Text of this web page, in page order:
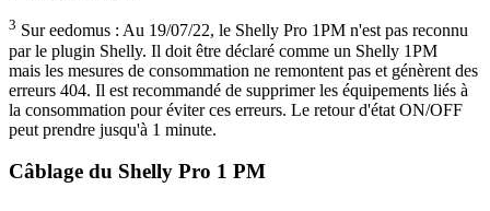
3 Sur eedomus : Au 19/07/22, le Shelly Pro 1PM n'est pas reconnu
par le plugin Shelly. Il doit être déclaré comme un Shelly 1PM
mais les mesures de consommation ne remontent pas et génèrent des
erreurs 404. Il est recommandé de supprimer les équipements liés à
la consommation pour éviter ces erreurs. Le retour d'état ON/OFF
peut prendre jusqu'à 1 minute.
Câblage du Shelly Pro 1 PM